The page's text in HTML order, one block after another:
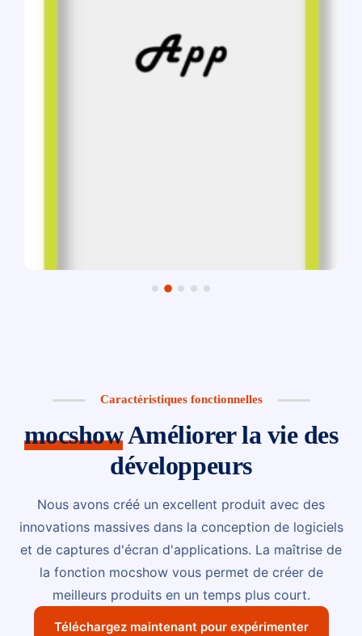
Caractéristiques fonctionnelles
mocshowAméliorer la vie des
développeurs
Nous avons créé un excellent produit avec des
innovations massives dans la conception de logiciels
et de captures d'écran d'applications. La maîtrise de
la fonction mocshow vous permet de créer de
meilleurs produits en un temps plus court.
Téléchargez maintenant pour expérimenter